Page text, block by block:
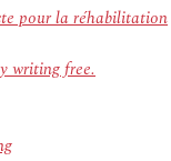
pour la réhabilitation
writing free.